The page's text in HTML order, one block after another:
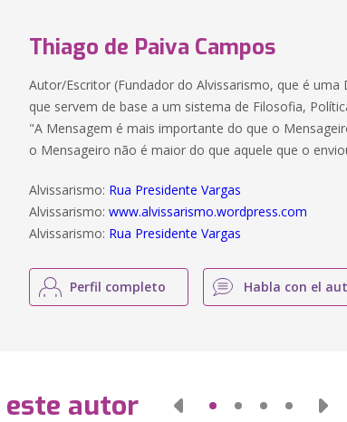
Thiago de Paiva Campos
Autor/Escritor (Fundador do Alvissarismo, que é
que servem de base a um sistema de Filosofia,
"A Mensagem é mais importante do que o
o Mensageiro não é maior do que aquele que o
Alvissarismo: Rua Presidente Vargas
Alvissarismo:www.alvissarismo.wordpress.com
Alvissarismo: Rua Presidente Vargas
Perfil completo Habla con el
este autor